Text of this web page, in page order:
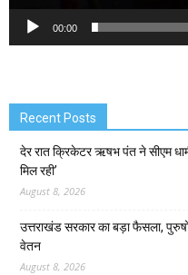
00:00
Recent Posts
देर रात क्रिकेटर ऋषभ पंत ने सीएम
मिल रही’
August 8, 2026
उत्तराखंड सरकार का बड़ा फैसला,
वेतन
August 8, 2026